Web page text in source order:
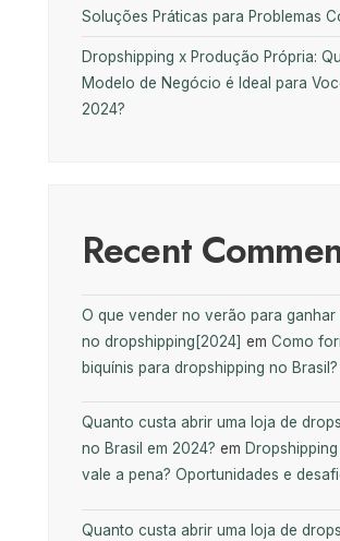
Soluções Práticas para Problemas
Dropshipping x Produção Própria:
Modelo de Negócio é Ideal para
2024?
Recent
O que vender no verão para ganhar
no dropshipping[2024] em Como
biquínis para dropshipping no Brasil?
Quanto custa abrir uma loja de
no Brasil em 2024? em
vale a pena? Oportunidades e
Quanto custa abrir uma loja de